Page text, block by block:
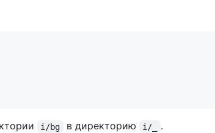
i/bg в директорию i/_
.